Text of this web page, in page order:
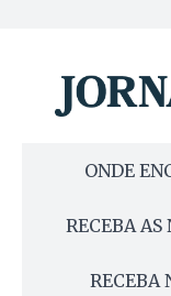
ONDE
RECEBA AS
RECEBA